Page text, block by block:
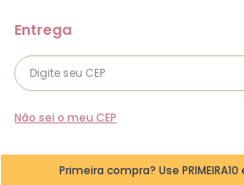
Não sei o meu CEP
Primeira compra? Use